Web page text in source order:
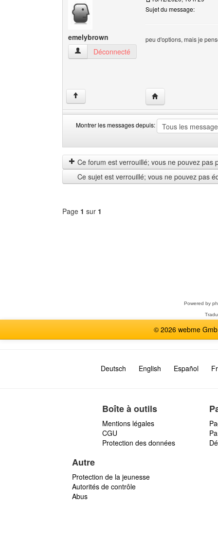
emelybrown
emelybrown Voir le profil de l'utilisateur
Déconnecté
Sujet du message:
peu d'options, mais je
↑ Visiter le site web
Montrer les messages depuis:
les
messages
depuis
by
Ce forum est verrouillé; vous ne pouvez pas
Ce sujet est verrouillé; vous ne pouvez pas
Page 1 sur 1
Powered by
© 2026 webme
Deutsch English Español
Boîte à outils
Mentions légales
CGU
Protection des données
Autre
Protection de la jeunesse
Autorités de contrôle
Abus